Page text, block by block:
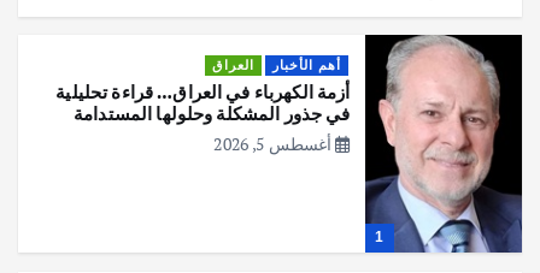
1
أهم الأخبار العراق
أزمة الكهرباء في العراق… قراءة تحليلية
في جذور المشكلة وحلولها المستدامة
أغسطس 5, 2026